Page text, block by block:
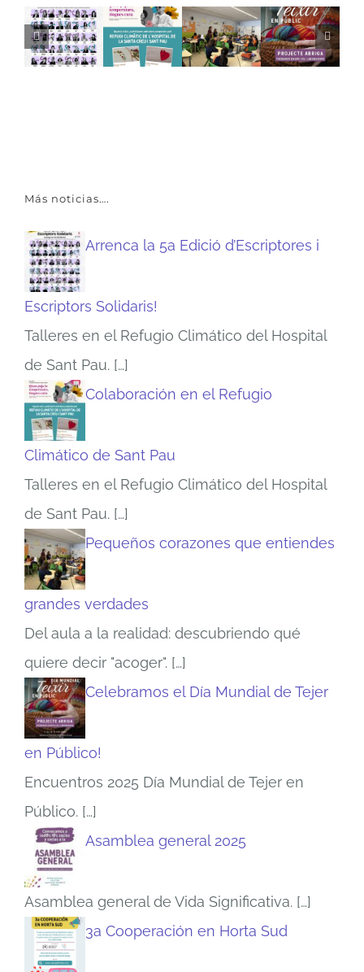
Edició
d’Escriptores
i
Refugio
Climático
de
que
entiendes
Mundial
de
Tejer
Más noticias….
Arrenca la 5a Edició d’Escriptores i
Escriptors Solidaris!
Talleres en el Refugio Climático del Hospital
de Sant Pau. […]
Colaboración en el Refugio
Climático de Sant Pau
Talleres en el Refugio Climático del Hospital
de Sant Pau. […]
Pequeños corazones que entiendes
grandes verdades
Del aula a la realidad: descubriendo qué
quiere decir "acoger". […]
Celebramos el Día Mundial de Tejer
en Público!
Encuentros 2025 Día Mundial de Tejer en
Público. […]
Asamblea general 2025
Asamblea general de Vida Significativa. […]
3a Cooperación en Horta Sud